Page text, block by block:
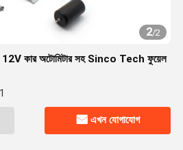
2/2
কার অটোমিটার সহ Sinco Tech ফুয়েল
এখন যোগাযোগ